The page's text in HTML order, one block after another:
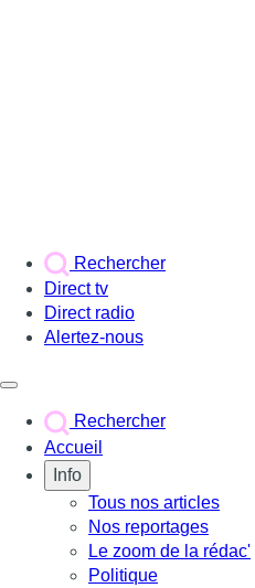
Rechercher
Direct tv
Direct radio
Alertez-nous
Rechercher
Accueil
Info
Tous nos articles
Nos reportages
Le zoom de la rédac'
Politique